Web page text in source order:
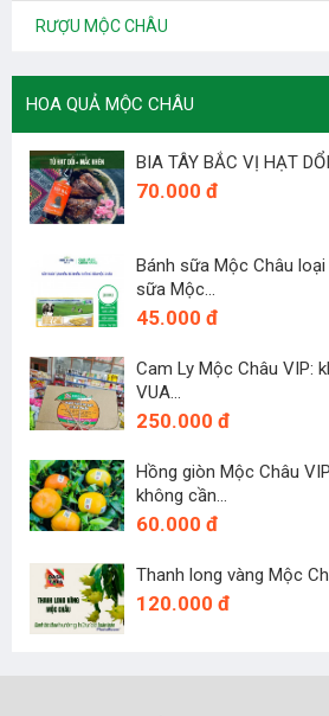
RƯỢU MỘC CHÂU
HOA QUẢ MỘC CHÂU
BIA TÂY BẮC VỊ HẠT
70.000 đ
Bánh sữa Mộc Châu
sữa Mộc...
45.000 đ
Cam Ly Mộc Châu VIP:
VUA...
250.000 đ
Hồng giòn Mộc Châu
không cần...
60.000 đ
Thanh long vàng Mộc
120.000 đ